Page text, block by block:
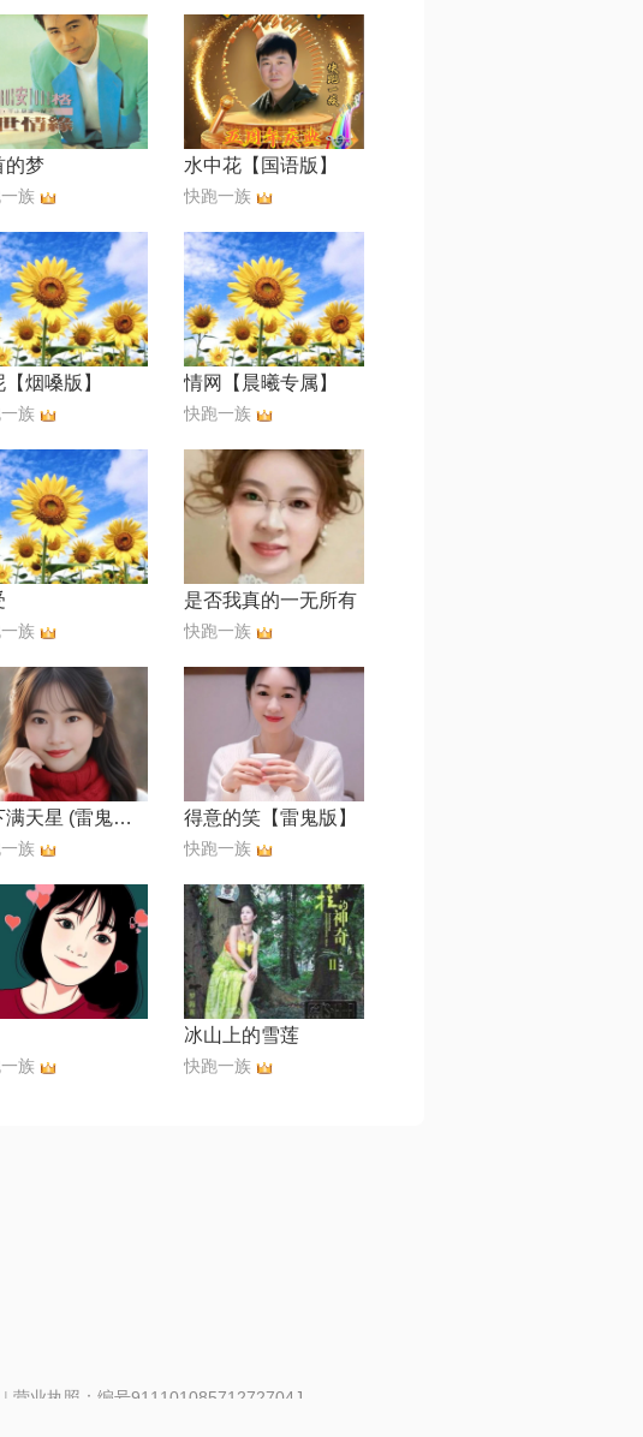
的梦
族
水中花【国语版】
快跑一族
烟嗓版】
族
情网【晨曦专属】
快跑一族
族
是否我真的一无所有
快跑一族
摘下满天星 (雷鬼版)【【老歌新唱】】
族
得意的笑【雷鬼版】
快跑一族
族
冰山上的雪莲
快跑一族
| 营业执照：编号91110108571272704J